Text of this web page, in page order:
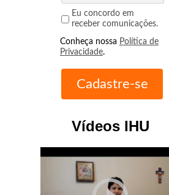
Eu concordo em
receber comunicações.
Conheça nossa Política de
Privacidade.
Vídeos IHU